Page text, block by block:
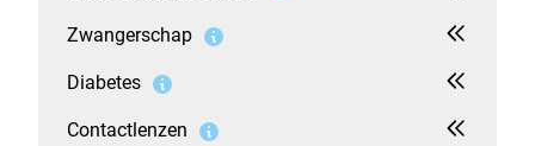
Zwangerschap
Diabetes
Contactlenzen